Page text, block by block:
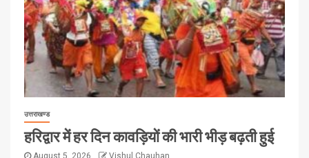
उत्तराखण्ड
हरिद्वार में हर दिन कावड़ियों की भारी भीड़ बढ़ती हुई
August 5, 2026 Vishul Chauhan